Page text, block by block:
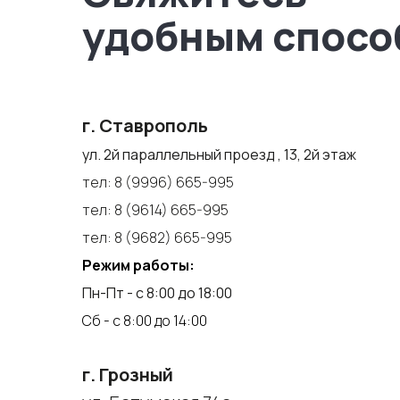
удобным
г. Ставрополь
ул. 2й параллельный проезд , 13, 2й этаж
тел: 8 (9996) 665-995
тел: 8 (9614) 665-995
тел: 8 (9682) 665-995
Режим работы:
Пн-Пт - с 8:00 до 18:00
Сб - с 8:00 до 14:00
г. Грозный